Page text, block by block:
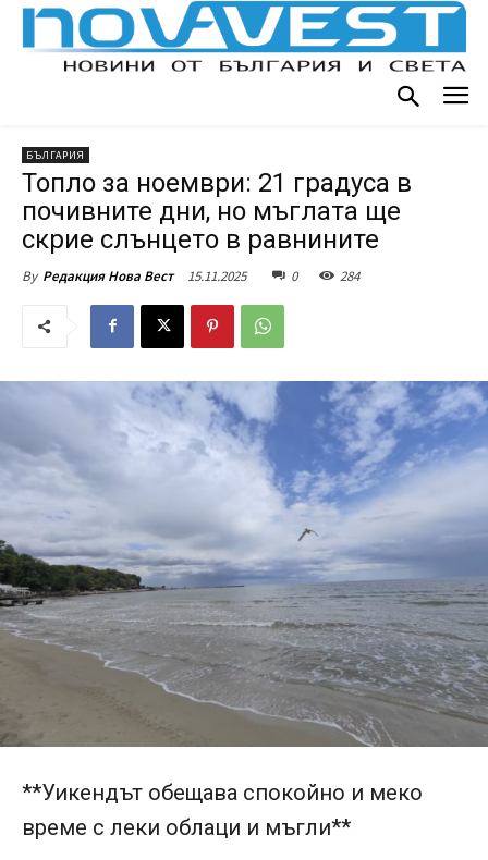
БЪЛГАРИЯ
Топло за ноември: 21 градуса в
почивните дни, но мъглата ще
скрие слънцето в равнините
By Редакция Нова Вест 15.11.2025 0 284
**Уикендът обещава спокойно и меко
време с леки облаци и мъгли**